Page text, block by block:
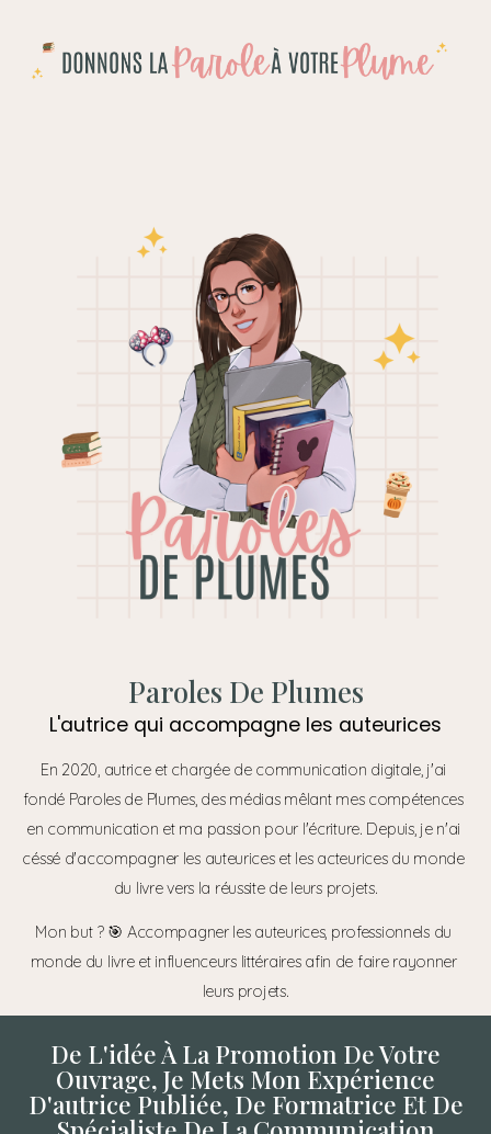
Paroles De Plumes
L'autrice qui accompagne les auteurices
En 2020, autrice et chargée de communication digitale, j'ai
fondé Paroles de Plumes, des médias mêlant mes compétences
en communication et ma passion pour l'écriture. Depuis, je n'ai
céssé d'accompagner les auteurices et les acteurices du monde
du livre vers la réussite de leurs projets.
Mon but ? 🎯 Accompagner les auteurices, professionnels du
monde du livre et influenceurs littéraires afin de faire rayonner
leurs projets.
De L'idée À La Promotion De Votre
Ouvrage, Je Mets Mon Expérience
D'autrice Publiée, De Formatrice Et De